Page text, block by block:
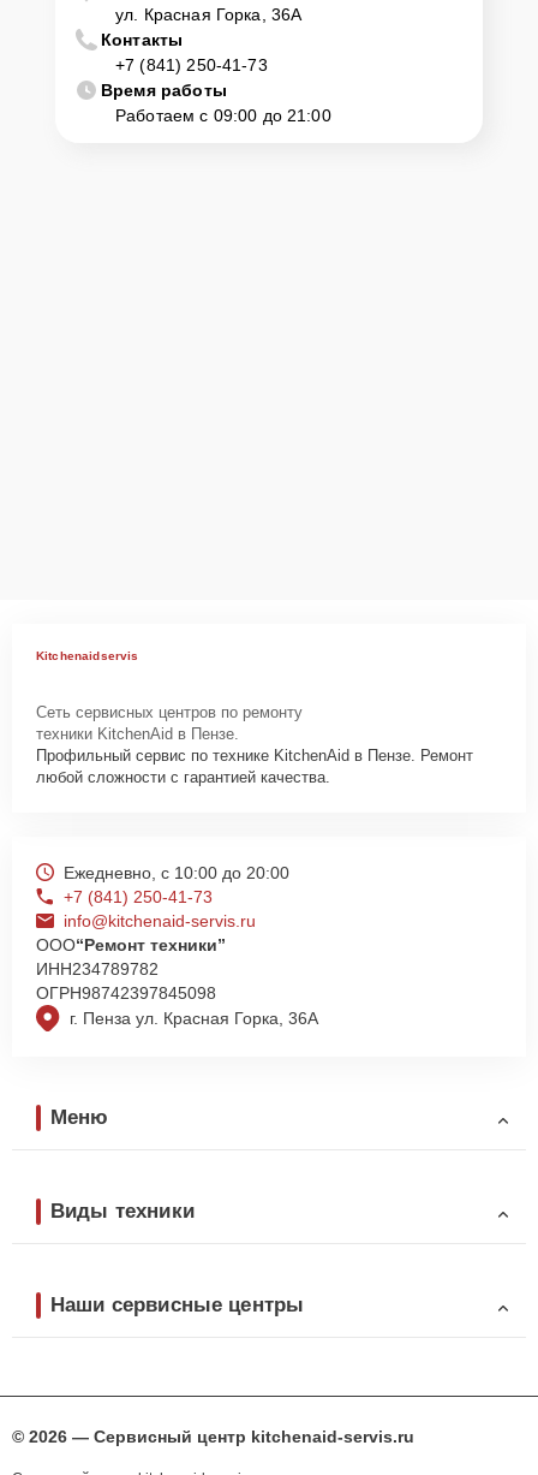
ул. Красная Горка, 36А
Контакты
+7 (841) 250-41-73
Время работы
Работаем с 09:00 до 21:00
Kitchenaidservis
Сеть сервисных центров по ремонту
техники KitchenAid в Пензе.
Профильный сервис по технике KitchenAid в Пензе. Ремонт
любой сложности с гарантией качества.
г. Пенза ул. Красная Горка, 36А
Ежедневно, с 10:00 до 20:00
+7 (841) 250-41-73
info@kitchenaid-servis.ru
ООО“Ремонт техники”
ИНН234789782
ОГРН98742397845098
Меню
Виды техники
Наши сервисные центры
© 2026 — Сервисный центр kitchenaid-servis.ru